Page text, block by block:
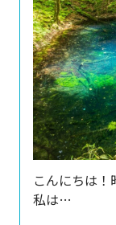
こんにちは！
私は…